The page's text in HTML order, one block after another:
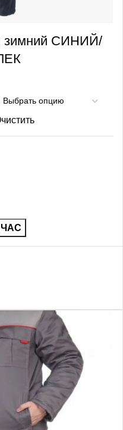
зимний СИНИЙ/